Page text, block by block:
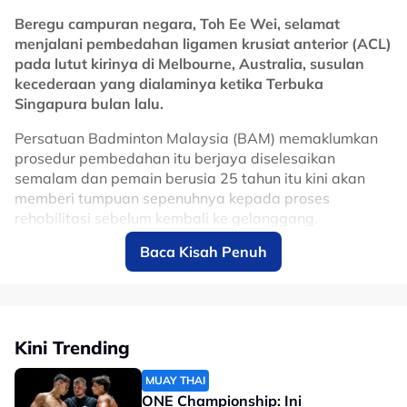
memperkukuhkan reputasi negara sebagai destinasi
utama sukan permotoran dunia, selain terus
merancakkan ekonomi menerusi kemasukan pelancong
dan penganjuran acara bertaraf antarabangsa di Litar
Antarabangsa Sepang.
No node context available.
Related Topics
#motoGP
Beregu campuran negara, Toh Ee Wei, selamat
menjalani pembedahan ligamen krusiat anterior (ACL)
pada lutut kirinya di Melbourne, Australia, susulan
kecederaan yang dialaminya ketika Terbuka
Singapura bulan lalu.
Persatuan Badminton Malaysia (BAM) memaklumkan
prosedur pembedahan itu berjaya diselesaikan
semalam dan pemain berusia 25 tahun itu kini akan
memberi tumpuan sepenuhnya kepada proses
rehabilitasi sebelum kembali ke gelanggang.
Ee Wei melahirkan rasa syukur apabila pembedahan
berjalan lancar, selain menghargai sokongan yang
“Saya lega kerana pembedahan berjalan dengan
lancar dan ingin mengucapkan terima kasih kepada
Baca Kisah Penuh
Kini Trending
MUAY THAI
ONE Championship: Ini